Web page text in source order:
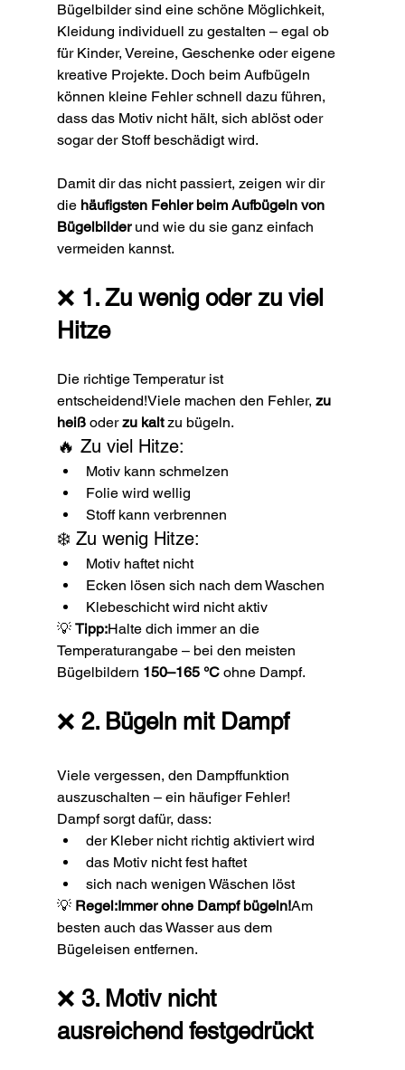
Bügelbilder sind eine schöne Möglichkeit,
Kleidung individuell zu gestalten – egal ob
für Kinder, Vereine, Geschenke oder eigene
kreative Projekte. Doch beim Aufbügeln
können kleine Fehler schnell dazu führen,
dass das Motiv nicht hält, sich ablöst oder
sogar der Stoff beschädigt wird.
Damit dir das nicht passiert, zeigen wir dir
die häufigsten Fehler beim Aufbügeln von
Bügelbilder und wie du sie ganz einfach
vermeiden kannst.
❌ 1. Zu wenig oder zu viel
Hitze
Die richtige Temperatur ist
entscheidend!Viele machen den Fehler, zu
heiß oder zu kalt zu bügeln.
🔥 Zu viel Hitze:
Motiv kann schmelzen
Folie wird wellig
Stoff kann verbrennen
❄️ Zu wenig Hitze:
Motiv haftet nicht
Ecken lösen sich nach dem Waschen
Klebeschicht wird nicht aktiv
💡 Tipp:Halte dich immer an die
Temperaturangabe – bei den meisten
Bügelbildern 150–165 °C ohne Dampf.
❌ 2. Bügeln mit Dampf
Viele vergessen, den Dampffunktion
auszuschalten – ein häufiger Fehler!
Dampf sorgt dafür, dass:
der Kleber nicht richtig aktiviert wird
das Motiv nicht fest haftet
sich nach wenigen Wäschen löst
💡 Regel:Immer ohne Dampf bügeln!Am
besten auch das Wasser aus dem
Bügeleisen entfernen.
❌ 3. Motiv nicht
ausreichend festgedrückt